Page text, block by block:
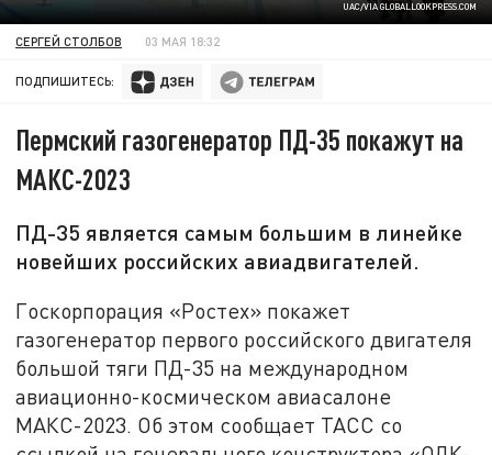
UAC/VIA GLOBALLOOKPRESS.COM
СЕРГЕЙ СТОЛБОВ 03 МАЯ 18:32
ПОДПИШИТЕСЬ:
Пермский газогенератор ПД-35 покажут на
МАКС-2023
ПД-35 является самым большим в линейке
новейших российских авиадвигателей.
Госкорпорация «Ростех» покажет
газогенератор первого российского двигателя
большой тяги ПД-35 на международном
авиационно-космическом авиасалоне
МАКС-2023. Об этом сообщает ТАСС со